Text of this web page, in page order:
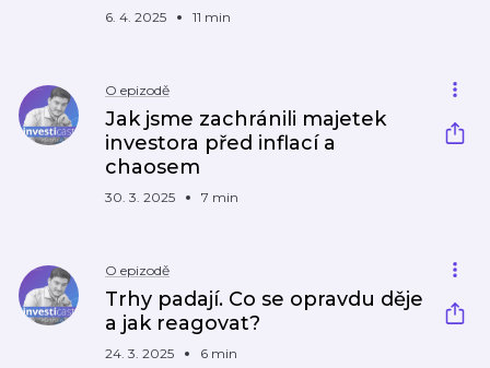
6. 4. 2025 11 min
O epizodě
Jak jsme zachránili majetek
investora před inflací a
chaosem
30. 3. 2025 7 min
O epizodě
Trhy padají. Co se opravdu děje
a jak reagovat?
24. 3. 2025 6 min